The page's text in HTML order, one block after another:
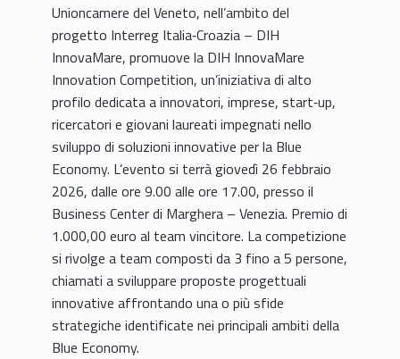
Unioncamere del Veneto, nell’ambito del
progetto Interreg Italia‑Croazia – DIH
InnovaMare, promuove la DIH InnovaMare
Innovation Competition, un’iniziativa di alto
profilo dedicata a innovatori, imprese, start‑up,
ricercatori e giovani laureati impegnati nello
sviluppo di soluzioni innovative per la Blue
Economy. L’evento si terrà giovedì 26 febbraio
2026, dalle ore 9.00 alle ore 17.00, presso il
Business Center di Marghera – Venezia. Premio di
1.000,00 euro al team vincitore. La competizione
si rivolge a team composti da 3 fino a 5 persone,
chiamati a sviluppare proposte progettuali
innovative affrontando una o più sfide
strategiche identificate nei principali ambiti della
Blue Economy.